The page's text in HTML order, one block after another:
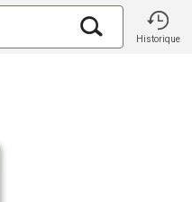
Historique